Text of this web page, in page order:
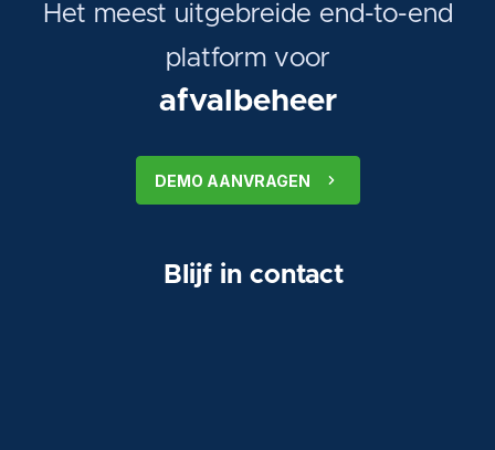
Het meest uitgebreide end-to-end
platform voor
afvalbeheer
DEMO AANVRAGEN
Blijf in contact